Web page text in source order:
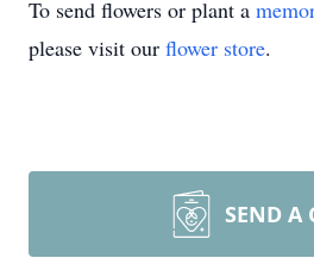
To send flowers or plant a
please visit our flower store.
SEND A